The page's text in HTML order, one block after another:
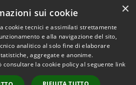
Copyright © 2026 • Comune di
Casalbordino • Powered by
Municipium• Accesso
×
sui cookie
cookie tecnici e assimilati strettamente
e alla navigazione del sito,
analitico al solo fine di elaborare
aggregate e anonime.
consultare la cookie policy al seguente link